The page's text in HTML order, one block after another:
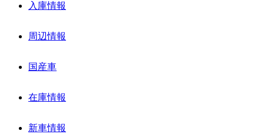
入庫情報
周辺情報
国産車
在庫情報
新車情報